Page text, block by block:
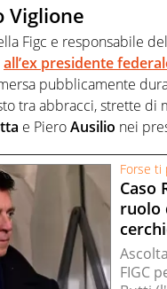
Viglione
Figc e responsabile
all’ex presidente
pubblicamente
tra abbracci, strette di
e PieroAusilio nei
Forse ti
Caso
ruolo
FIGC